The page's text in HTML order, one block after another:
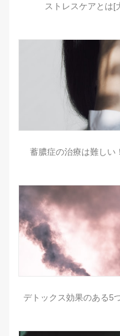
ストレスケアとは[
蓄膿症の治療は難しい
デトックス効果のある5